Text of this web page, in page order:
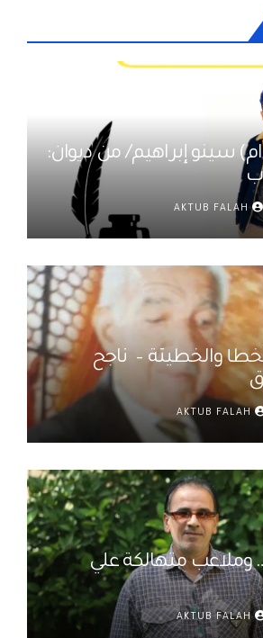
(القائد المقدام) سينو إبراهيم/ من ديوان:
AKTUB FALAH
والخطيئة – ناجح
AKTUB FALAH
عقود خيالية… وملاعب متهالكة علي
AKTUB FALAH